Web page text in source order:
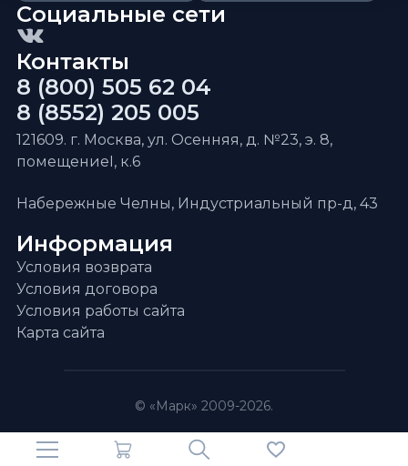
Информация
Условия возврата
Условия договора
Условия работы сайта
Карта сайта
Контакты
8 (800) 505 62 04
8 (8552) 205 005
121609. г. Москва, ул. Осенняя, д. №23, э. 8,
помещениеI, к.6
Набережные Челны, Индустриальный пр-д, 43
Социальные сети
© «Марк» 2009-2026.